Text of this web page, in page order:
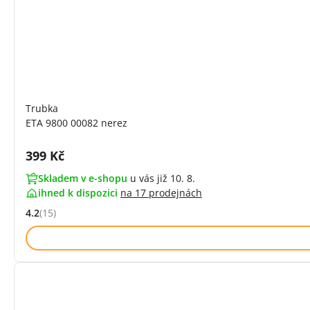
Trubka
ETA 9800 00082 nerez
Cena s DPH:
399 Kč
Skladem v e-shopu u vás již 10. 8.
ihned k dispozici na 17 prodejnách
Hodnocení: 4.2 z 5 (15 recenzí)
4.2(15)